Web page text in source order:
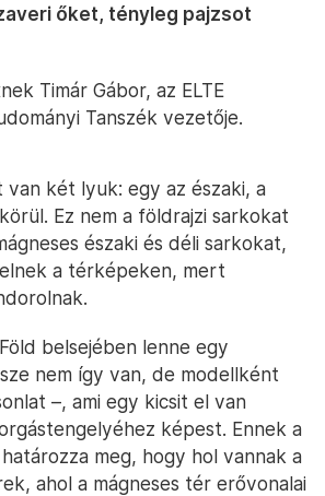
őket, tényleg pajzsot
Timár Gábor, az ELTE
Tanszék vezetője.
van két lyuk: egy az északi, a
Ez nem a földrajzi sarkokat
északi és déli sarkokat,
a térképeken, mert
belsejében lenne egy
nem így van, de modellként
–, ami egy kicsit el van
képest. Ennek a
meg, hogy hol vannak a
ahol a mágneses tér erővonalai